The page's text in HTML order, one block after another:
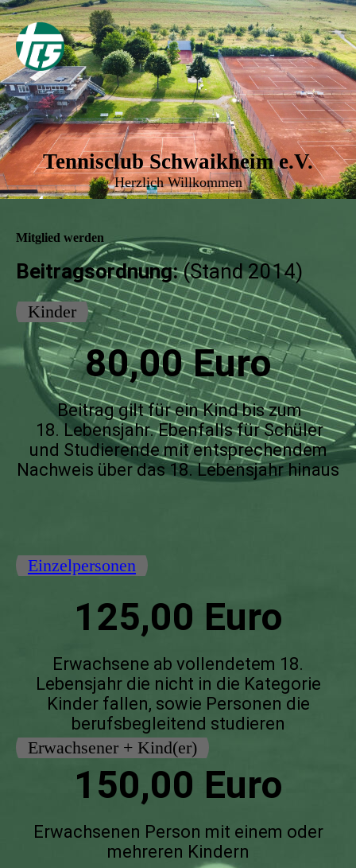
Tennisclub Schwaikheim e.V.
Herzlich Willkommen
Mitglied werden
Beitragsordnung:(Stand 2014)
Kinder
80,00 Euro
Beitrag gilt für ein Kind bis zum
18. Lebensjahr. Ebenfalls für Schüler
und Studierende mit entsprechendem
Nachweis über das 18. Lebensjahr hinaus
Einzelpersonen
125,00 Euro
Erwachsene ab vollendetem 18.
Lebensjahr die nicht in die Kategorie
Kinder fallen, sowie Personen die
berufsbegleitend studieren
Erwachsener + Kind(er)
150,00 Euro
Erwachsenen Person mit einem oder
mehreren Kindern